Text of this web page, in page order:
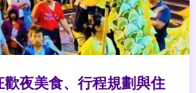
夜美食、行程規劃與住